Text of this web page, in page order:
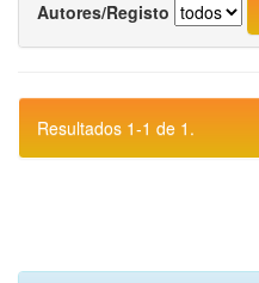
Autores/Registo
Resultados 1-1 de 1.